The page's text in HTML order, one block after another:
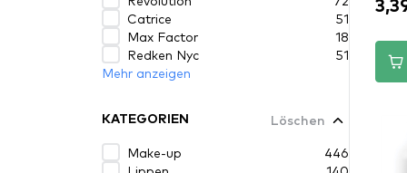
Catrice
51
Max Factor
18
Redken Nyc
51
Mehr anzeigen
KATEGORIEN
Löschen
Make-up
446